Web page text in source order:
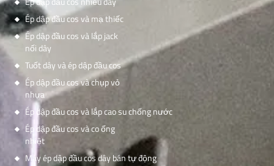
Ép dập đầu cos và mạ thiếc
Ép dập đầu cos và lắp jack
nối dây
Tuốt dây và ép dập đầu cos
Ép dập đầu cos và chụp vỏ
nhựa
Ép dập đầu cos và lắp cao su chống nước
Ép dập đầu cos và co ống
nhiệt
Máy ép dập đầu cos dây bán tự động